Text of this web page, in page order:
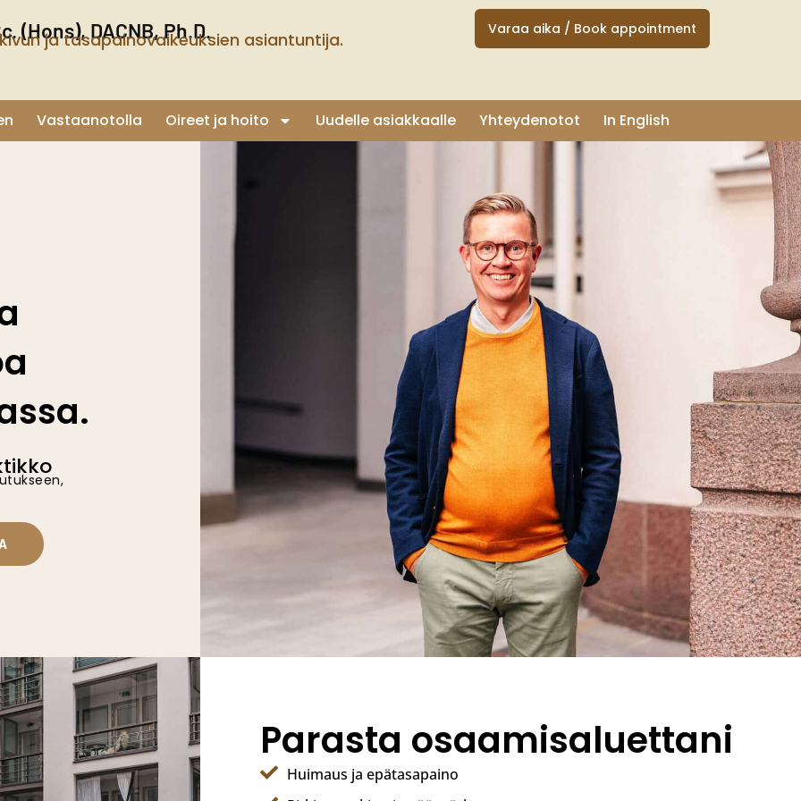
(Hons), DACNB, Ph.D.
ja tasapainovaikeuksien asiantuntija. Varaa aika / Book appointment
Vastaanotolla Oireet ja hoito Uudelle asiakkaalle Yhteydenotot In English
Parasta osaamisaluettani
Huimaus ja epätasapaino